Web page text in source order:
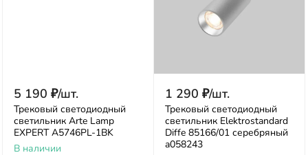
5 190 ₽/шт.
Трековый светодиодный
светильник Arte Lamp
EXPERT A5746PL-1BK
В наличии
1 290 ₽/шт.
Трековый светодиодный
светильник Elektrostandard
Diffe 85166/01 серебряный
a058243